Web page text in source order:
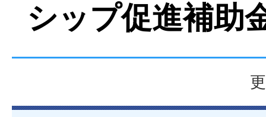
シップ促進補助